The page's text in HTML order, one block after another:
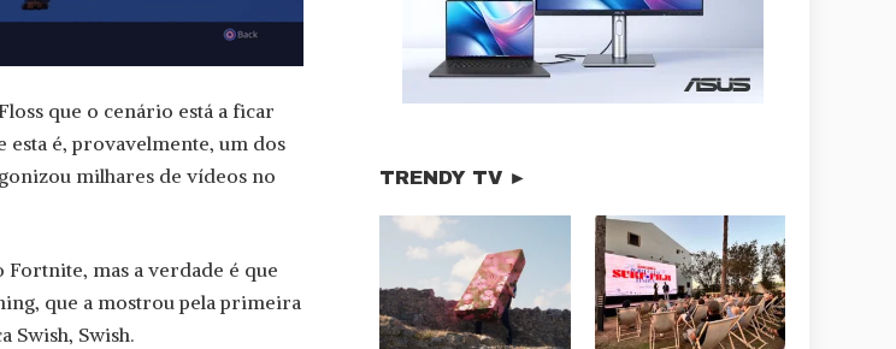
que o cenário está a ficar
esta é, provavelmente, um dos
milhares de vídeos no
Fortnite, mas a verdade é que
que a mostrou pela primeira
Swish, Swish.
TRENDY TV ►